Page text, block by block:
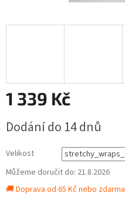
1 339 Kč
cena:
Dodání do 14 dnů
Velikost
Můžeme doručit do: 21.8.2026
🚚 Doprava od 65 Kč nebo zdarma